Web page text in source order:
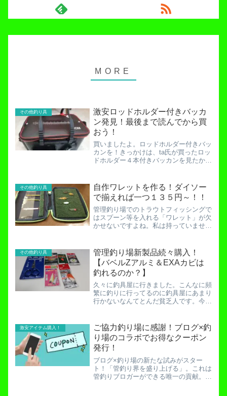
その他釣り具
激安ロッドホルダー付きバッカ
ン発見！最後まで読んでから買
おう！
買いましたよ。ロッドホルダー付きバッ
カンを！きっかけは、ta氏が買ったロッ
ドホルダー４本付きバッカンを見たか
れ、いくらぐらいするんですか…？」
「５０００円強でしたよ。」な...
その他釣り具
自作ワレットを作る！ダイソー
で揃えれば一つ１３５円～！！
管理釣り場でのトラウトフィッシングで
はスプーン等を入れる「ワレット」が欠
かせないですよね。私は持っていませ
うのです。しかし欲しい・・・なので今
回は自作ワレットを作ってみ...
その他釣り具
管理釣り場新製品続々購入！
【バベルZアルミ＆EXAカビは
釣れるのか？】
久々に釣具屋に行きました。こんなに頻
繁に釣りに行ってるのに釣具屋にあまり
行かないなんてとんだ貧乏人です。今回
うどんバベルは釣れる。私の所持してい
る縦釣りルアーの中...
激安アイテム購入！
ご協力釣り場に感謝！ブログ×釣
り場のコラボでお得なクーポン
発行！
ブログ×釣り場の新たな試みがスター
ト！「管釣り界を盛り上げる」。これは
管釣りブロガーができる唯一の貢献。イ